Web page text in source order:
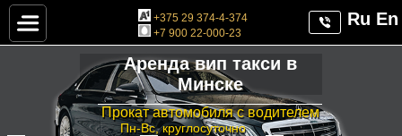
+375 29 374-4-374
+7 900 22-000-23
Ru En
Аренда вип такси в
Минске
Прокат автомобиля с водителем
Пн-Вс, круглосуточно